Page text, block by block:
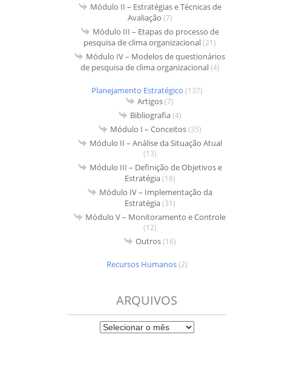
Módulo II – Estratégias e Técnicas de
Avaliação (7)
Módulo III – Etapas do processo de
pesquisa de clima organizacional(21)
Módulo IV – Modelos de questionários
de pesquisa de clima organizacional(4)
Planejamento Estratégico (137)
Artigos(7)
Bibliografia(4)
Módulo I – Conceitos(35)
Módulo II – Análise da Situação Atual
(13)
Módulo III – Definição de Objetivos e
Estratégia(18)
Módulo IV – Implementação da
Estratégia(31)
Módulo V – Monitoramento e Controle
(12)
Outros(16)
Recursos Humanos(2)
ARQUIVOS